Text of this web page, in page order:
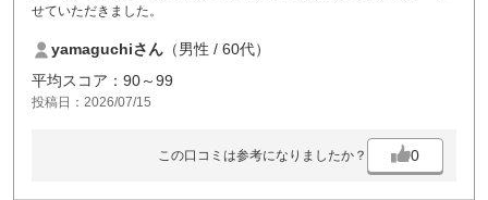
せていただきました。
yamaguchiさん （男性 / 60代）
平均スコア：90～99
投稿日：2026/07/15
この口コミは参考になりましたか？ 0